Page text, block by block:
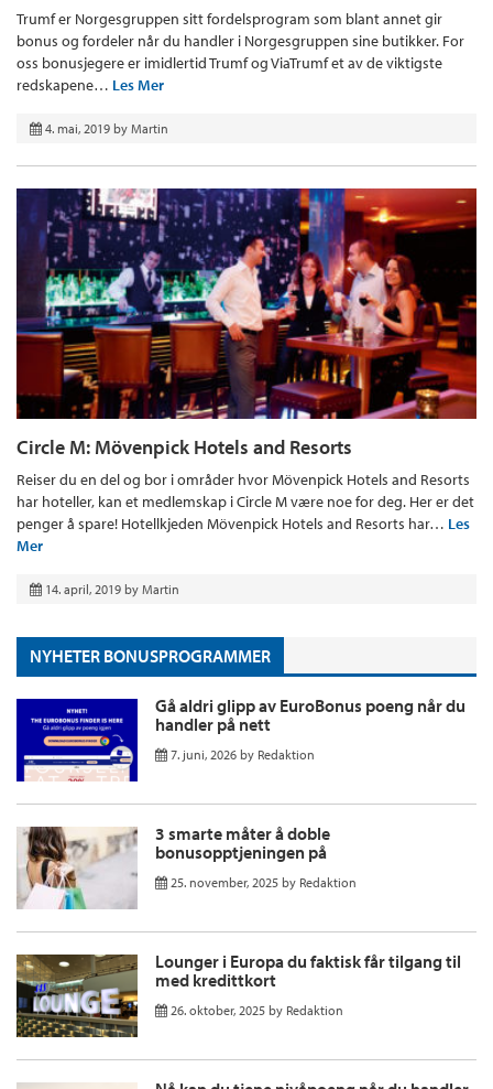
Trumf er Norgesgruppen sitt fordelsprogram som blant annet gir
bonus og fordeler når du handler i Norgesgruppen sine butikker. For
oss bonusjegere er imidlertid Trumf og ViaTrumf et av de viktigste
redskapene… Les Mer
4. mai, 2019 by Martin
Circle M: Mövenpick Hotels and Resorts
Reiser du en del og bor i områder hvor Mövenpick Hotels and Resorts
har hoteller, kan et medlemskap i Circle M være noe for deg. Her er det
penger å spare! Hotellkjeden Mövenpick Hotels and Resorts har… Les
Mer
14. april, 2019 by Martin
NYHETER BONUSPROGRAMMER
Gå aldri glipp av EuroBonus poeng når du
handler på nett
7. juni, 2026 by Redaktion
3 smarte måter å doble
bonusopptjeningen på
25. november, 2025 by Redaktion
Lounger i Europa du faktisk får tilgang til
med kredittkort
26. oktober, 2025 by Redaktion